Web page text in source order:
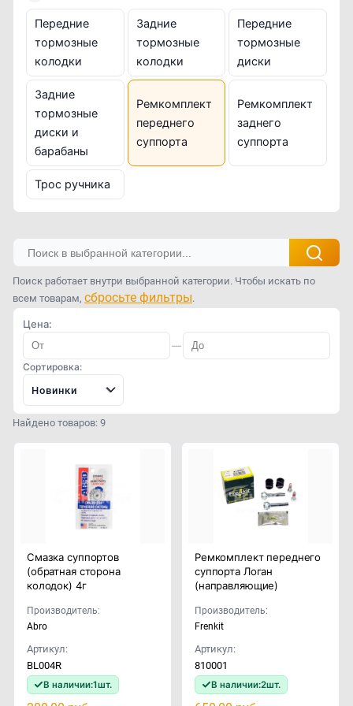
Передние
тормозные
колодки
Задние
тормозные
колодки
Передние
тормозные
диски
Задние
тормозные
диски и
барабаны
Ремкомплект
переднего
суппорта
Ремкомплект
заднего
суппорта
Трос ручника
Поиск работает внутри выбранной категории. Чтобы искать по
всем товарам, сбросьте фильтры.
Цена:
—
Сортировка:
Новинки
Найдено товаров: 9
Смазка суппортов
(обратная сторона
колодок) 4г
Производитель:
Abro
Артикул:
BL004R
В наличии:1шт.
Ремкомплект переднего
суппорта Логан
(направляющие)
Производитель:
Frenkit
Артикул:
810001
В наличии:2шт.